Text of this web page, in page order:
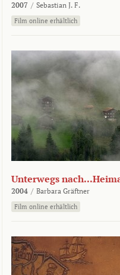
2007 / Sebastian J. F.
Film online erhältlich
Unterwegs
2004 / Barbara Gräftner
Film online erhältlich